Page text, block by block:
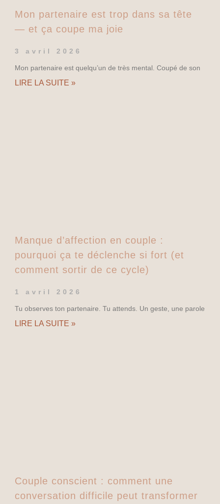
Mon partenaire est trop dans sa tête
— et ça coupe ma joie
3 avril 2026
Mon partenaire est quelqu’un de très mental. Coupé de son
LIRE LA SUITE »
Manque d’affection en couple :
pourquoi ça te déclenche si fort (et
comment sortir de ce cycle)
1 avril 2026
Tu observes ton partenaire. Tu attends. Un geste, une parole
LIRE LA SUITE »
Couple conscient : comment une
conversation difficile peut transformer